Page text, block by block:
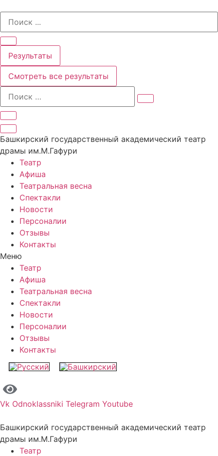
содержимому
Search
Результаты
Смотреть все результаты
Башкирский государственный академический театр
драмы им.М.Гафури
Театр
Афиша
Театральная весна
Спектакли
Новости
Персоналии
Отзывы
Контакты
Меню
Театр
Афиша
Театральная весна
Спектакли
Новости
Персоналии
Отзывы
Контакты
Vk Odnoklassniki Telegram Youtube
Башкирский государственный академический театр
драмы им.М.Гафури
Театр